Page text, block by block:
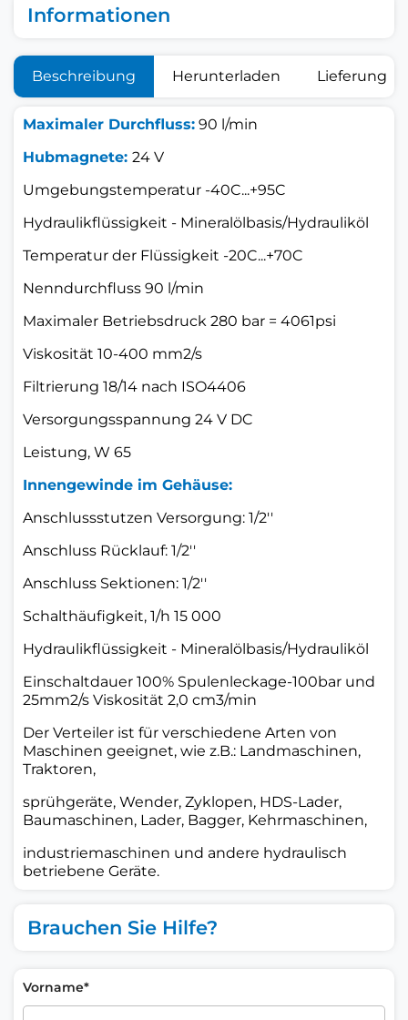
Informationen
Beschreibung Herunterladen Lieferung
Maximaler Durchfluss: 90 l/min
Hubmagnete: 24 V
Umgebungstemperatur -40C...+95C
Hydraulikflüssigkeit - Mineralölbasis/Hydrauliköl
Temperatur der Flüssigkeit -20C...+70C
Nenndurchfluss 90 l/min
Maximaler Betriebsdruck 280 bar = 4061psi
Viskosität 10-400 mm2/s
Filtrierung 18/14 nach ISO4406
Versorgungsspannung 24 V DC
Leistung, W 65
Innengewinde im Gehäuse:
Anschlussstutzen Versorgung: 1/2''
Anschluss Rücklauf: 1/2''
Anschluss Sektionen: 1/2''
Schalthäufigkeit, 1/h 15 000
Hydraulikflüssigkeit - Mineralölbasis/Hydrauliköl
Einschaltdauer 100% Spulenleckage-100bar und
25mm2/s Viskosität 2,0 cm3/min
Der Verteiler ist für verschiedene Arten von
Maschinen geeignet, wie z.B.: Landmaschinen,
Traktoren,
sprühgeräte, Wender, Zyklopen, HDS-Lader,
Baumaschinen, Lader, Bagger, Kehrmaschinen,
industriemaschinen und andere hydraulisch
betriebene Geräte.
Brauchen Sie Hilfe?
Vorname*